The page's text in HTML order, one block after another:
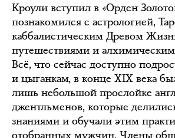
Кроули вступил в «Орден
познакомился с астрологией,
каббалистическим Древом
путешествиями и
Всё, что сейчас доступно
и цыганкам, в конце XIX века
лишь небольшой прослойке
джентльменов, которые
знаниями и обучали этим
отобранных мужчин. Члены